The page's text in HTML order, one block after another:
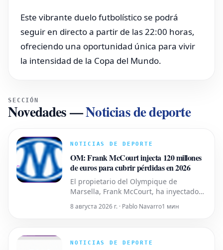
Este vibrante duelo futbolístico se podrá
seguir en directo a partir de las 22:00 horas,
ofreciendo una oportunidad única para vivir
la intensidad de la Copa del Mundo.
SECCIÓN
Novedades—Noticias de deporte
NOTICIAS DE DEPORTE
OM: Frank McCourt injecta 120 millones
de euros para cubrir pérdidas en 2026
El propietario del Olympique de
Marsella, Frank McCourt, ha inyectado
120 millones de euros en las arcas del
club en lo que va de año para subsanar
terminando en quinta posición en la
8 августа 2026 г. · Pablo Navarro1 мин
NOTICIAS DE DEPORTE